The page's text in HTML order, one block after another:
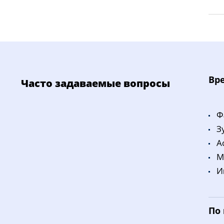
Часто задаваемые вопросы
По